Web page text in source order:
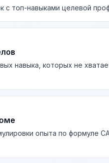
с топ-навыками целевой
навыка, которых не
опыта по формуле